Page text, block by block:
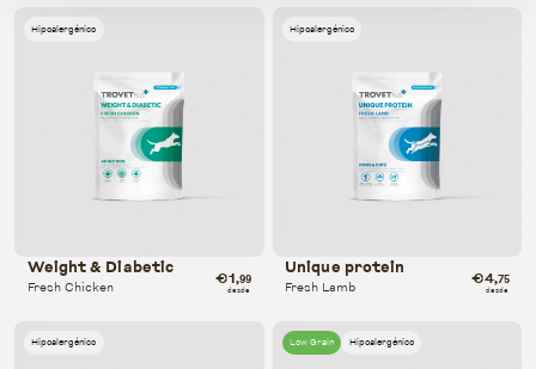
Hipoalergénico
Weight & Diabetic
Fresh Chicken desde
€1,99
Hipoalergénico
Unique protein
Fresh Lamb desde
€4,75
Hipoalergénico Low Grain Hipoalergénico